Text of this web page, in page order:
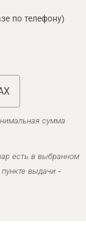
по телефону)
сумма
есть в выбранном
выдачи -